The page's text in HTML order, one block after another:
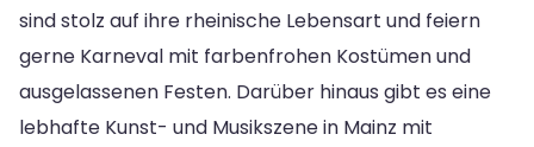
sind stolz auf ihre rheinische Lebensart und feiern
gerne Karneval mit farbenfrohen Kostümen und
ausgelassenen Festen. Darüber hinaus gibt es eine
lebhafte Kunst- und Musikszene in Mainz mit